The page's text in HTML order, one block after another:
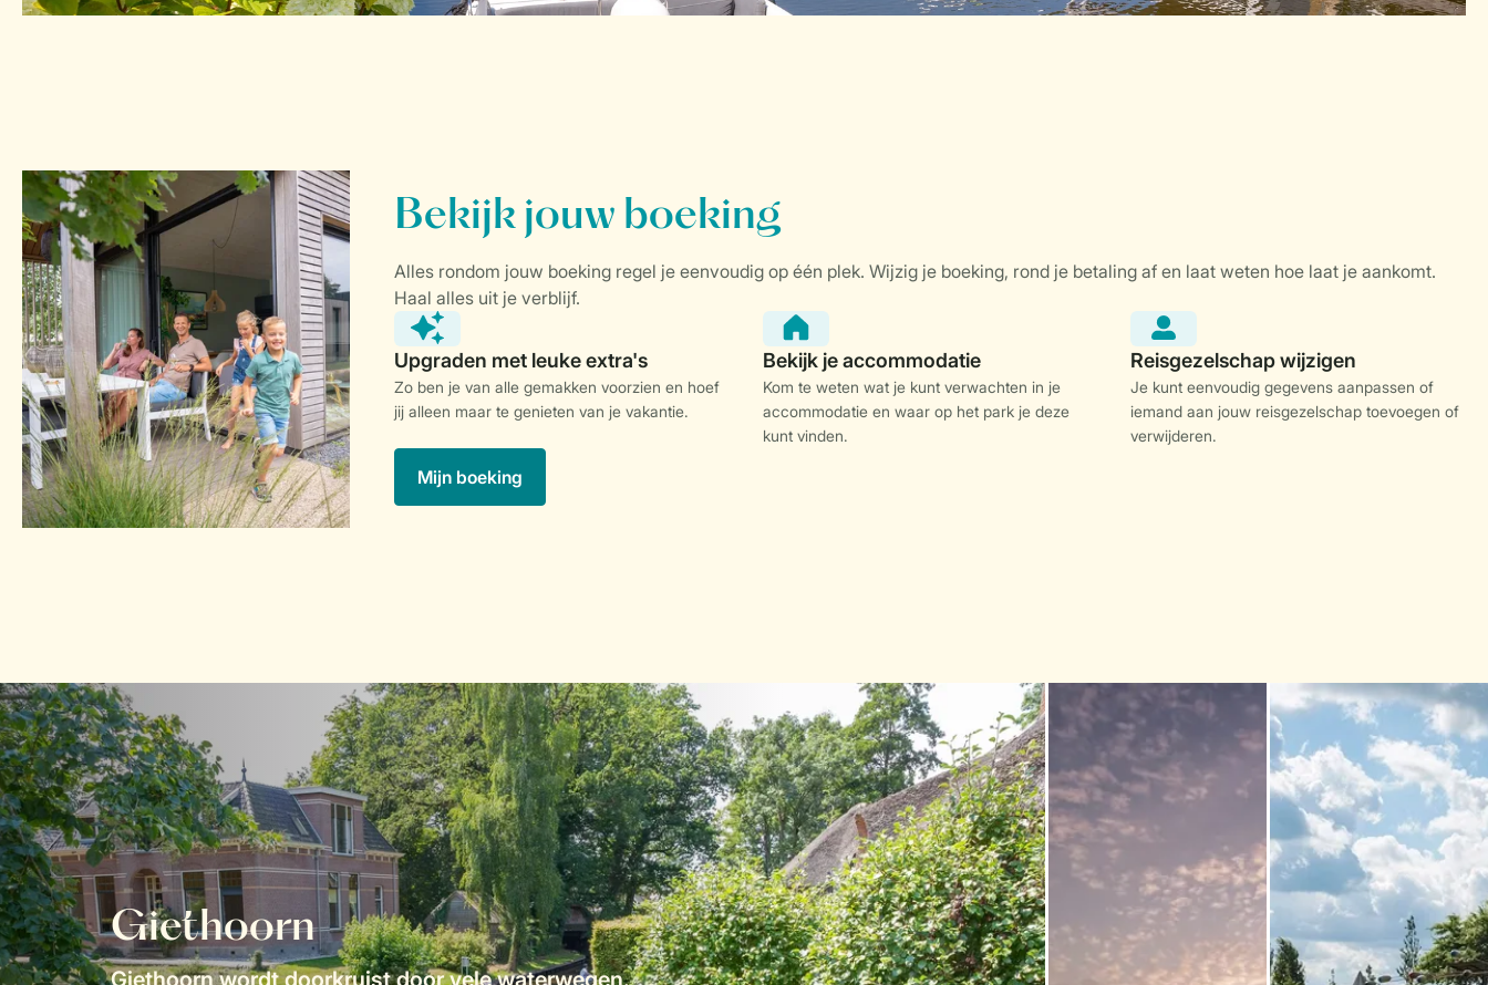
Zo ben je van alle gemakken voorzien en hoef
jij alleen maar te genieten van je vakantie.
Kom te weten wat je kunt verwachten in je
accommodatie en waar op het park je deze
kunt vinden.
Je kunt eenvoudig gegevens aanpassen of
iemand aan jouw reisgezelschap toevoegen of
verwijderen.
Mijn boeking
Giethoorn
Giethoorn wordt doorkruist door vele waterwegen.